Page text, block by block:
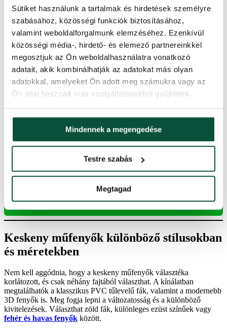
Sütiket használunk a tartalmak és hirdetések személyre
szabásához, közösségi funkciók biztosításához,
valamint weboldalforgalmunk elemzéséhez. Ezenkívül
közösségi média-, hirdető- és elemező partnereinkkel
megosztjuk az Ön weboldalhasználatra vonatkozó
adatait, akik kombinálhatják az adatokat más olyan
adatokkal, amelyeket Ön adott meg számukra vagy az
Ön által használt más szolgáltatásokból gyűjtöttek.
Mindennek a megengedése
Testre szabás
Megtagad
A keskeny karácsonyfák bizonyítják, hogy egy keskeny műfenyő is
lehet modern, és szűk helyekre is befér, hiszen alul legfeljebb 1
méteres szélességet ér el.
3D műfenyők
hamar kiszárad és gyorsan lehullanak a tűlevelei. A 3D tűlevelek
ezzel szemben nem esnek le, és látszatra mégsem különböztethetők
meg az élőtől. Csak nálunk, több mint45 exkluzív fenyőfajta
formailag és színeiben is tökéletesen tükrözi az erdő fáit.
3D műfenyők
Keskeny műfenyők különböző stílusokban
és méretekben
Nem kell aggódnia, hogy a keskeny műfenyők választéka
korlátozott, és csak néhány fajtából választhat. A kínálatban
megtalálhatók a klasszikus PVC tűlevelű fák, valamint a modernebb
3D fenyők is. Meg fogja lepni a változatosság és a különböző
kivitelezések. Választhat zöld fák, különleges ezüst színűek vagy
fehér és havas fenyők között.